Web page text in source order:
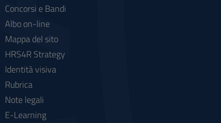
Concorsi e Bandi
Albo on-line
Mappa del sito
HRS4R Strategy
Identità visiva
Rubrica
Note legali
E-Learning